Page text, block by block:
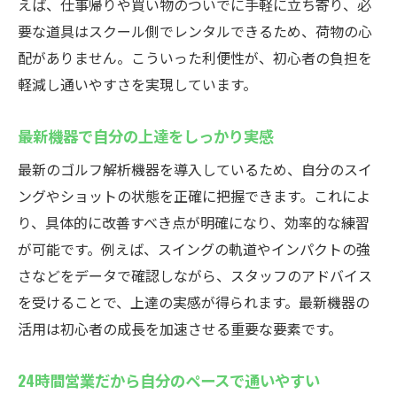
えば、仕事帰りや買い物のついでに手軽に立ち寄り、必
要な道具はスクール側でレンタルできるため、荷物の心
配がありません。こういった利便性が、初心者の負担を
軽減し通いやすさを実現しています。
最新機器で自分の上達をしっかり実感
最新のゴルフ解析機器を導入しているため、自分のスイ
ングやショットの状態を正確に把握できます。これによ
り、具体的に改善すべき点が明確になり、効率的な練習
が可能です。例えば、スイングの軌道やインパクトの強
さなどをデータで確認しながら、スタッフのアドバイス
を受けることで、上達の実感が得られます。最新機器の
活用は初心者の成長を加速させる重要な要素です。
24時間営業だから自分のペースで通いやすい